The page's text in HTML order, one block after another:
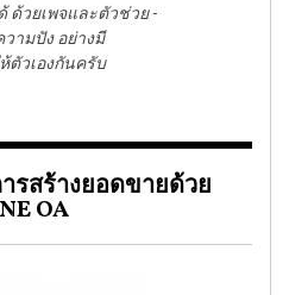
ด้วยเพจและตัวช่วย -
ามปัง อย่างมี
ตัวเองกันครับ
รสร้างยอดขายด้วย
OA